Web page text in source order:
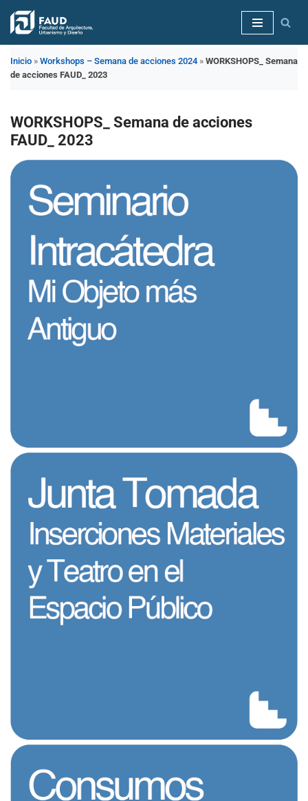
Saltar
contenido
Inicio » Workshops – Semana de acciones 2024 » WORKSHOPS_ Semana
de acciones FAUD_ 2023
WORKSHOPS_ Semana de acciones
FAUD_ 2023